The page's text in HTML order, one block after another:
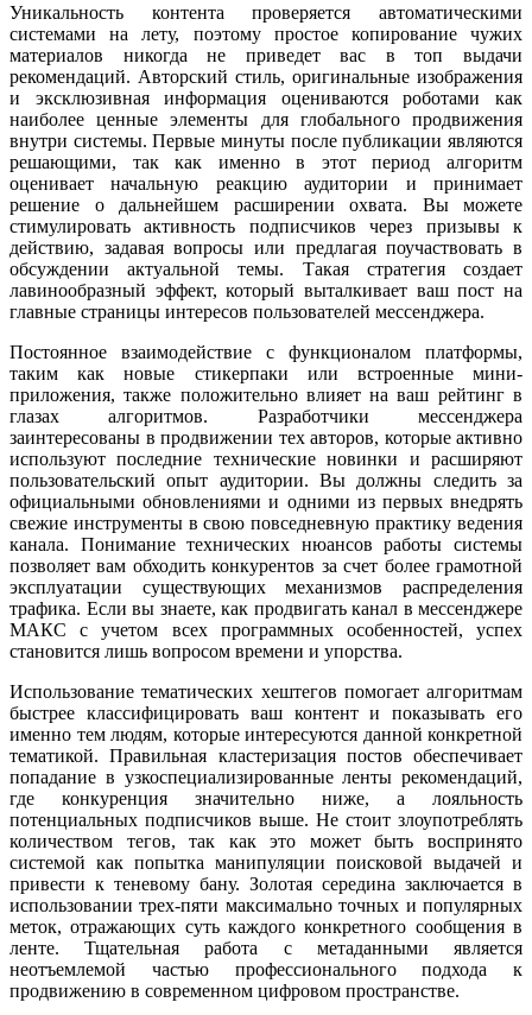
Уникальность контента проверяется автоматическими
системами на лету, поэтому простое копирование чужих
материалов никогда не приведет вас в топ выдачи
рекомендаций. Авторский стиль, оригинальные изображения
и эксклюзивная информация оцениваются роботами как
наиболее ценные элементы для глобального продвижения
внутри системы. Первые минуты после публикации являются
решающими, так как именно в этот период алгоритм
оценивает начальную реакцию аудитории и принимает
решение о дальнейшем расширении охвата. Вы можете
стимулировать активность подписчиков через призывы к
действию, задавая вопросы или предлагая поучаствовать в
обсуждении актуальной темы. Такая стратегия создает
лавинообразный эффект, который выталкивает ваш пост на
главные страницы интересов пользователей мессенджера.
Постоянное взаимодействие с функционалом платформы,
таким как новые стикерпаки или встроенные мини-
приложения, также положительно влияет на ваш рейтинг в
глазах алгоритмов. Разработчики мессенджера
заинтересованы в продвижении тех авторов, которые активно
используют последние технические новинки и расширяют
пользовательский опыт аудитории. Вы должны следить за
официальными обновлениями и одними из первых внедрять
свежие инструменты в свою повседневную практику ведения
канала. Понимание технических нюансов работы системы
позволяет вам обходить конкурентов за счет более грамотной
эксплуатации существующих механизмов распределения
трафика. Если вы знаете, как продвигать канал в мессенджере
МАКС с учетом всех программных особенностей, успех
становится лишь вопросом времени и упорства.
Использование тематических хештегов помогает алгоритмам
быстрее классифицировать ваш контент и показывать его
именно тем людям, которые интересуются данной конкретной
тематикой. Правильная кластеризация постов обеспечивает
попадание в узкоспециализированные ленты рекомендаций,
где конкуренция значительно ниже, а лояльность
потенциальных подписчиков выше. Не стоит злоупотреблять
количеством тегов, так как это может быть воспринято
системой как попытка манипуляции поисковой выдачей и
привести к теневому бану. Золотая середина заключается в
использовании трех-пяти максимально точных и популярных
меток, отражающих суть каждого конкретного сообщения в
ленте. Тщательная работа с метаданными является
неотъемлемой частью профессионального подхода к
продвижению в современном цифровом пространстве.